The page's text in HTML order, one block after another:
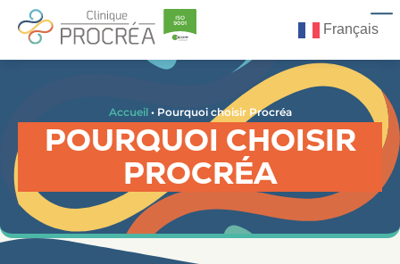
Français
Accueil• Pourquoi choisir Procréa
POURQUOI CHOISIR
PROCRÉA